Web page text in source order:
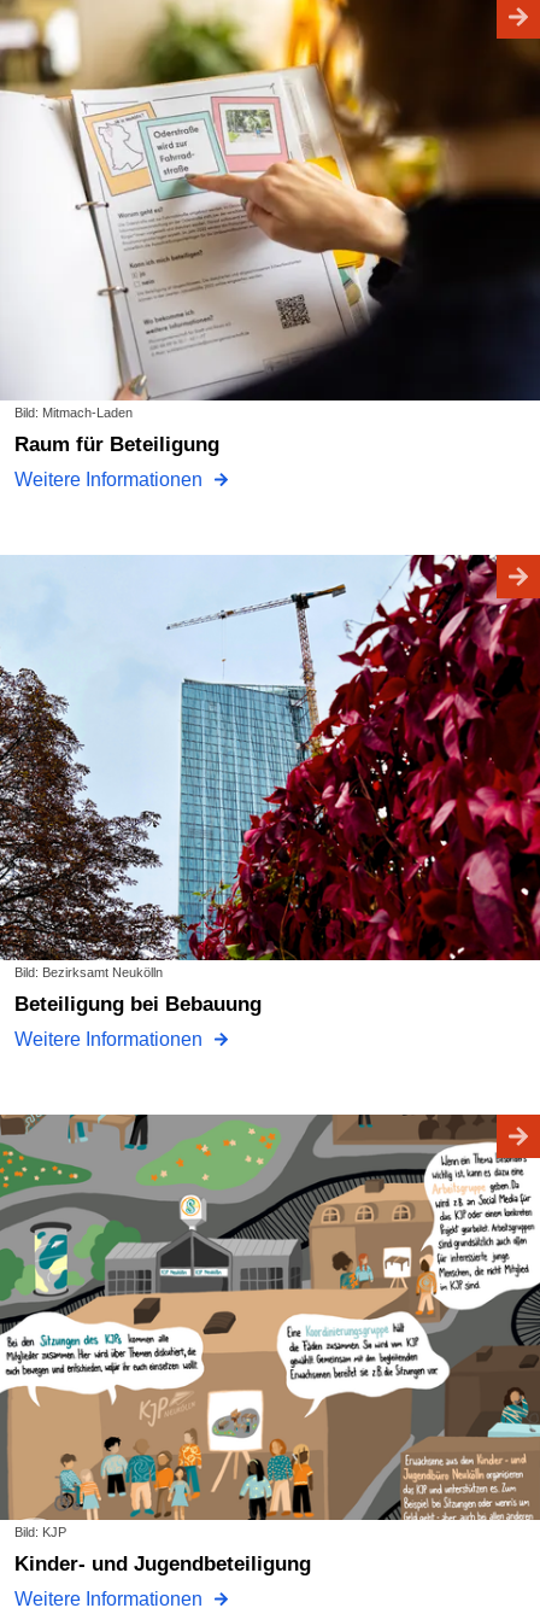
Bild: Mitmach-Laden
Raum für Beteiligung
Weitere Informationen
Bild: Bezirksamt Neukölln
Beteiligung bei Bebauung
Weitere Informationen
Bild: KJP
Kinder- und Jugendbeteiligung
Weitere Informationen